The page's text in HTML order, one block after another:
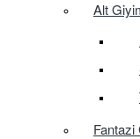
Alt
Fantazi